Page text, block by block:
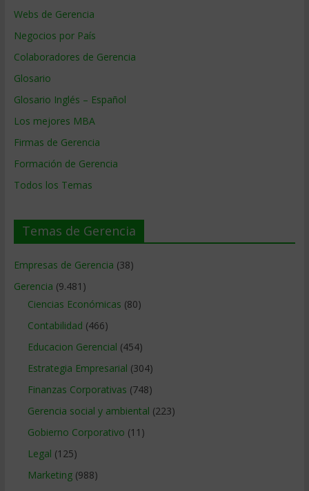
Webs de Gerencia
Negocios por País
Colaboradores de Gerencia
Glosario
Glosario Inglés – Español
Los mejores MBA
Firmas de Gerencia
Formación de Gerencia
Todos los Temas
Temas de Gerencia
Empresas de Gerencia (38)
Gerencia (9.481)
Ciencias Económicas (80)
Contabilidad (466)
Educacion Gerencial (454)
Estrategia Empresarial (304)
Finanzas Corporativas (748)
Gerencia social y ambiental (223)
Gobierno Corporativo (11)
Legal (125)
Marketing(988)